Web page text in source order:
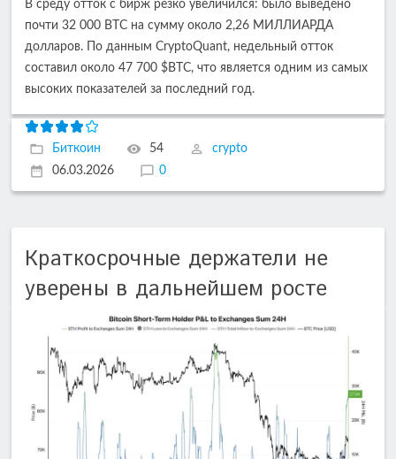
В среду отток с бирж резко увеличился: было выведено
почти 32 000 BTC на сумму около 2,26 МИЛЛИАРДА
долларов. По данным CryptoQuant, недельный отток
составил около 47 700 $BTC, что является одним из самых
высоких показателей за последний год.
Биткоин 54
crypto
06.03.2026
0
Краткосрочные держатели не
уверены в дальнейшем росте